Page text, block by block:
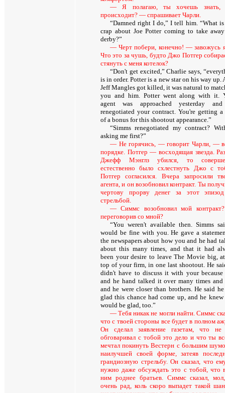
— Я полагаю, ты хочешь знать,
происходит? — спрашивает Чарли.
“Damned right I do,” I tell him. “What
crap about Joe Potter coming to take
derby?”
— Черт побери, конечно! — завожусь
Что это за чушь, будто Джо Потгер
стянуть с меня котелок?
“Don't get excited,” Charlie says,
is in order. Potter is a new star on his way up.
Jeff Mangles got killed, it was natural to
you and him. Potter went along with it.
agent was approached yesterday
renegotiated your contract. You're getting
of a bonus for this shootout appearance.”
“Simms renegotiated my contract?
asking me first?”
— Не горячись, — говорит Чарли, —
порядке. Потгер — восходящая звезда.
Джефф Мэнглз убился, то
естественно было схлестнуть Джо с
Потгер согласился. Вчера запросили
агента, и он возобновил контракт. Ты
чертову прорву денег за этот
стрельбой.
— Симмс возобновил мой
переговорив со мной?
“You weren't available then. Simms
would be fine with you. He gave a
the newspapers about how you and he had
about this many times, and that it had
been your desire to leave The Movie big,
top of your firm, in one last shootout. He
didn't have to discuss it with your because
and he hand talked it over many times
and he were closer than brothers. He said he
glad this chance had come up, and he
would be glad, too.”
— Тебя никак не могли найти. Симмс
что с твоей стороны все будет в полном
Он сделал заявление газетам, что не
обговаривал с тобой это дело и что ты
мечтал покинуть Вестерн с большим
наилучшей своей форме, затеяв
грандиозную стрельбу. Он сказал, что
нужно даже обсуждать это с тобой, что
ним роднее братьев. Симмс сказал,
очень рад, коль скоро выпадет такой